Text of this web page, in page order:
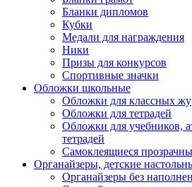
Бланки дипломов
Кубки
Медали для награждения
Ники
Призы для конкурсов
Спортивные значки
Обложки школьные
Обложки для классных
Обложки для тетрадей
Обложки для учебников,
тетрадей
Самоклеящиеся
Органайзеры, детские
Органайзеры без